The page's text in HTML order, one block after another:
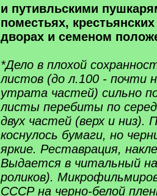
и путивльскими
поместьях,
дворах и семеном
*Дело в плохой
листов (до л.100 - почти
утрата частей) сильно
листы перебиты по
двух частей (верх и низ).
коснулось бумаги, но
яркие. Реставрация,
Выдается в читальный
роликов).
СССР на черно-белой